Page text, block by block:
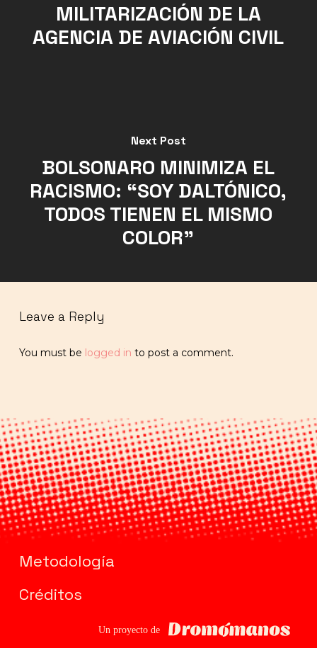
MILITARIZACIÓN DE LA
AGENCIA DE AVIACIÓN CIVIL
Next Post
BOLSONARO MINIMIZA EL
RACISMO: “SOY DALTÓNICO,
TODOS TIENEN EL MISMO
COLOR”
Leave a Reply
You must be logged in to post a comment.
Metodología
Créditos
Un proyecto de Dromomanos